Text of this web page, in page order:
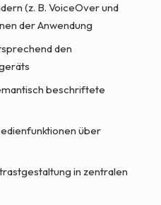
(z. B. VoiceOver und
der Anwendung
den
beschriftete
über
in zentralen